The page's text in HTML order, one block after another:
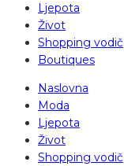
Ljepota
Život
Shopping vodič
Boutiques
Naslovna
Moda
Ljepota
Život
Shopping vodič